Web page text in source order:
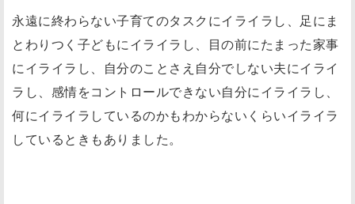
永遠に終わらない子育てのタスクにイライラし、足にま
とわりつく子どもにイライラし、目の前にたまった家事
にイライラし、自分のことさえ自分でしない夫にイライ
ラし、感情をコントロールできない自分にイライラし、
何にイライラしているのかもわからないくらいイライラ
しているときもありました。